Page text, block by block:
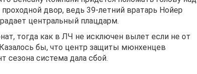
двор, ведь 39-летний вратарь Нойер
центральный плацдарм.
тогда как в ЛЧ не исключен вылет если не от
бы, что центр защиты мюнхенцев
система дала сбой.